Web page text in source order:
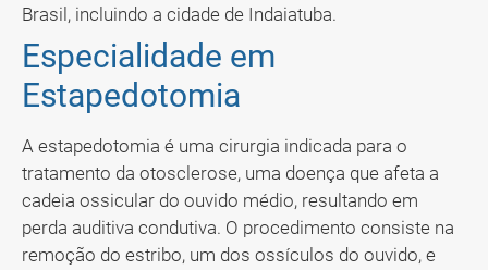
Brasil, incluindo a cidade de Indaiatuba.
Especialidade em
Estapedotomia
A estapedotomia é uma cirurgia indicada para o
tratamento da otosclerose, uma doença que afeta a
cadeia ossicular do ouvido médio, resultando em
perda auditiva condutiva. O procedimento consiste na
remoção do estribo, um dos ossículos do ouvido, e